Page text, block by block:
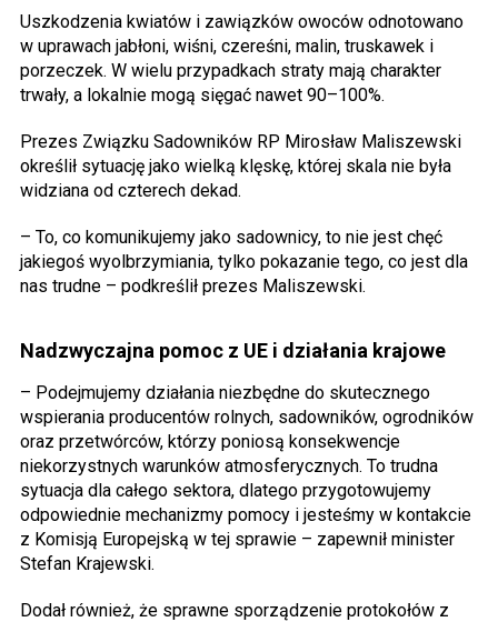
Uszkodzenia kwiatów i zawiązków owoców odnotowano
w uprawach jabłoni, wiśni, czereśni, malin, truskawek i
porzeczek. W wielu przypadkach straty mają charakter
trwały, a lokalnie mogą sięgać nawet 90–100%.
Prezes Związku Sadowników RP Mirosław Maliszewski
określił sytuację jako wielką klęskę, której skala nie była
widziana od czterech dekad.
– To, co komunikujemy jako sadownicy, to nie jest chęć
jakiegoś wyolbrzymiania, tylko pokazanie tego, co jest dla
nas trudne – podkreślił prezes Maliszewski.
Nadzwyczajna pomoc z UE i działania krajowe
– Podejmujemy działania niezbędne do skutecznego
wspierania producentów rolnych, sadowników, ogrodników
oraz przetwórców, którzy poniosą konsekwencje
niekorzystnych warunków atmosferycznych. To trudna
sytuacja dla całego sektora, dlatego przygotowujemy
odpowiednie mechanizmy pomocy i jesteśmy w kontakcie
z Komisją Europejską w tej sprawie – zapewnił minister
Stefan Krajewski.
Dodał również, że sprawne sporządzenie protokołów z